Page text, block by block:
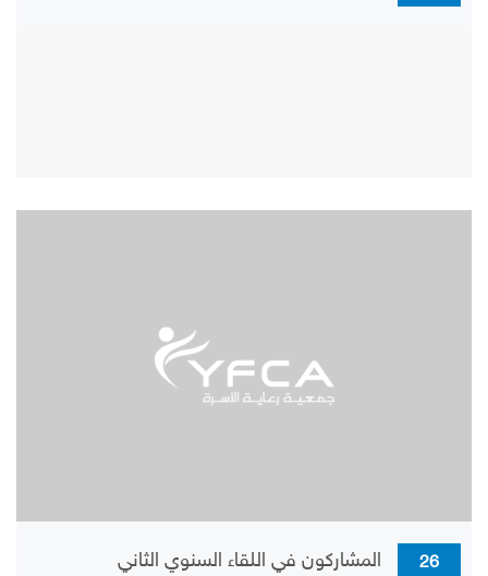
26
المشاركون في اللقاء السنوي الثاني